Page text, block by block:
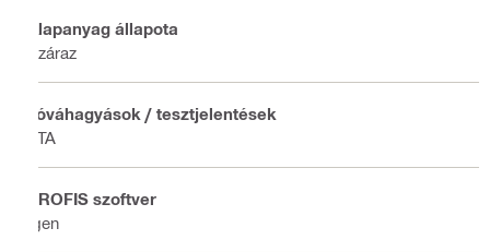
Alapanyag állapota
Száraz
Jóváhagyások / tesztjelentések
ETA
PROFIS szoftver
Igen